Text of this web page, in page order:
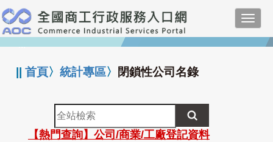
跳
到
主
要
:::
||首頁〉統計專區〉 閉鎖性公司名錄
全
站
檢
【熱門查詢】公司/商業/工廠登記資料